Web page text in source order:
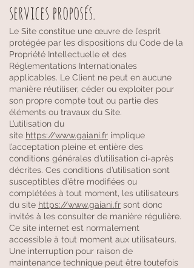
services proposés.
Le Site constitue une œuvre de l’esprit
protégée par les dispositions du Code de la
Propriété Intellectuelle et des
Réglementations Internationales
applicables. Le Client ne peut en aucune
manière réutiliser, céder ou exploiter pour
son propre compte tout ou partie des
éléments ou travaux du Site.
L’utilisation du
site https://www.gaiani.fr implique
l’acceptation pleine et entière des
conditions générales d’utilisation ci-après
décrites. Ces conditions d’utilisation sont
susceptibles d’être modifiées ou
complétées à tout moment, les utilisateurs
du site https://www.gaiani.fr sont donc
invités à les consulter de manière régulière.
Ce site internet est normalement
accessible à tout moment aux utilisateurs.
Une interruption pour raison de
maintenance technique peut être toutefois